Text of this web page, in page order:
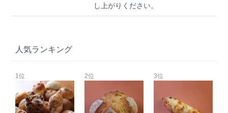
し上がりください。
人気ランキング
1位 2位 3位